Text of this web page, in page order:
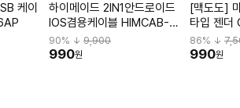
케이
하이메이드 2IN1안드로이드
IOS겸용케이블 HIMCAB-
H001
90% ↓9,900
990원
[맥도도]
타입 젠
86% ↓
990원